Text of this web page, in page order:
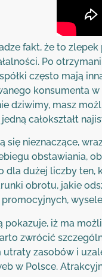
fakt, że to
Po
często mają
konsumenta
dziwimy, masz
całokształt
się nieznaczące,
obstawiania,
dużej liczby ten,
obrotu, jakie
pokazuje, iż ma
zwrócić
zasobów i
w Polsce.